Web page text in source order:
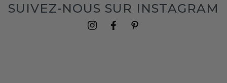
SUIVEZ-NOUS SUR INSTAGRAM